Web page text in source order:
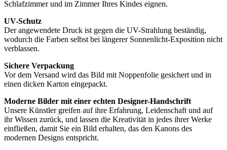
Schlafzimmer und im Zimmer Ihres Kindes eignen.
UV-Schutz
Der angewendete Druck ist gegen die UV-Strahlung beständig,
wodurch die Farben selbst bei längerer Sonnenlicht-Exposition nicht
verblassen.
Sichere Verpackung
Vor dem Versand wird das Bild mit Noppenfolie gesichert und in
einen dicken Karton eingepackt.
Moderne Bilder mit einer echten Designer-Handschrift
Unsere Künstler greifen auf ihre Erfahrung, Leidenschaft und auf
ihr Wissen zurück, und lassen die Kreativität in jedes ihrer Werke
einfließen, damit Sie ein Bild erhalten, das den Kanons des
modernen Designs entspricht.